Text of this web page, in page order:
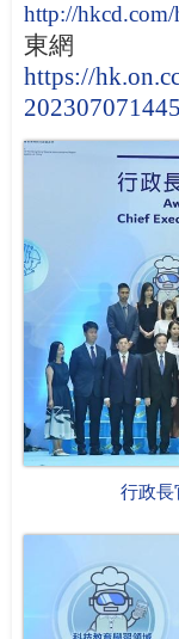
http://
東網
https://
行政